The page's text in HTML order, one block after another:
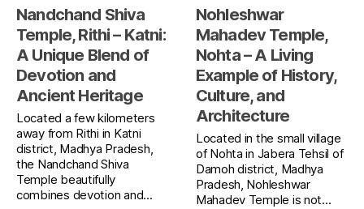
Nandchand Shiva
Temple, Rithi – Katni:
A Unique Blend of
Devotion and
Ancient Heritage
Located a few kilometers
away from Rithi in Katni
district, Madhya Pradesh,
the Nandchand Shiva
Temple beautifully
combines devotion and...
Nohleshwar
Mahadev Temple,
Nohta – A Living
Example of History,
Culture, and
Architecture
Located in the small village
of Nohta in Jabera Tehsil of
Damoh district, Madhya
Pradesh, Nohleshwar
Mahadev Temple is not...